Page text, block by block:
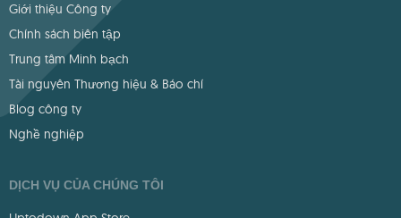
Giới thiệu Công ty
Chính sách biên tập
Trung tâm Minh bạch
Tài nguyên Thương hiệu & Báo chí
Blog công ty
Nghề nghiệp
DỊCH VỤ CỦA CHÚNG TÔI